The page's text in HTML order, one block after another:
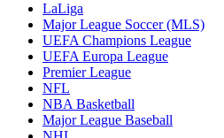
LaLiga
Major League Soccer (MLS)
UEFA Champions League
UEFA Europa League
Premier League
NFL
NBA Basketball
Major League Baseball